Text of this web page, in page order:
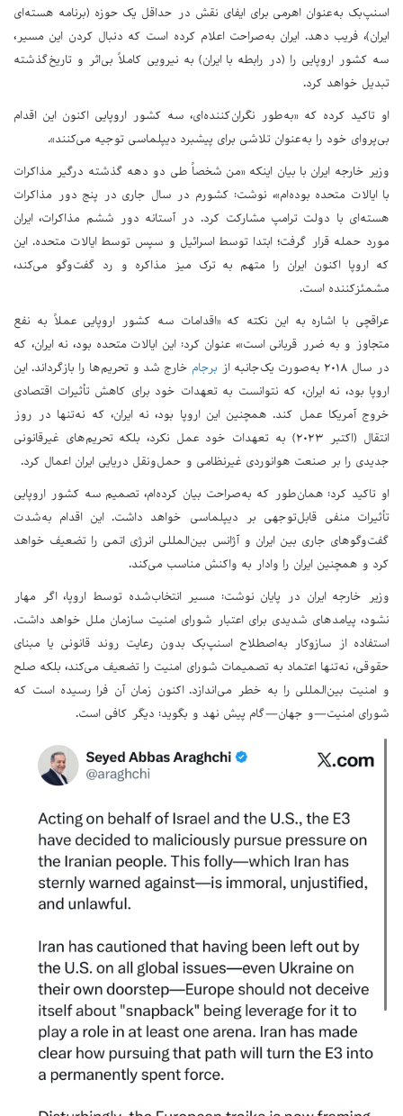
اسنپ‌بک به‌عنوان اهرمی برای ایفای نقش در حداقل یک حوزه (برنامه هسته‌ای
ایران)، فریب دهد. ایران به‌صراحت اعلام کرده است که دنبال کردن این مسیر،
سه کشور اروپایی را (در رابطه با ایران) به نیرویی کاملاً بی‌اثر و تاریخ‌گذشته
تبدیل خواهد کرد.
او تاکید کرده که «به‌طور نگران‌کننده‌ای، سه کشور اروپایی اکنون این اقدام
بی‌پروای خود را به‌عنوان تلاشی برای "پیشبرد دیپلماسی" توجیه می‌کنند».
وزیر خارجه ایران با بیان اینکه «من شخصاً طی دو دهه گذشته درگیر مذاکرات
با ایالات متحده بوده‌ام»، نوشت: کشورم در سال جاری در پنج دور مذاکرات
هسته‌ای با دولت ترامپ مشارکت کرد. در آستانه دور ششم مذاکرات، ایران
مورد حمله قرار گرفت؛ ابتدا توسط اسرائیل و سپس توسط ایالات متحده. این
که اروپا اکنون ایران را متهم به ترک میز مذاکره و رد گفت‌وگو می‌کند،
مشمئزکننده است.
عراقچی با اشاره به این نکته که «اقدامات سه کشور اروپایی عملاً به نفع
متجاوز و به ضرر قربانی است»، عنوان کرد: این ایالات متحده بود، نه ایران، که
در سال ۲۰۱۸ به‌صورت یک‌جانبه از
برجام خارج شد و تحریم‌ها را بازگرداند. این
اروپا بود، نه ایران، که نتوانست به تعهدات خود برای کاهش تأثیرات اقتصادی
خروج آمریکا عمل کند. همچنین این اروپا بود، نه ایران، که نه‌تنها در روز
انتقال (اکتبر ۲۰۲۳) به تعهدات خود عمل نکرد، بلکه تحریم‌های غیرقانونی
جدیدی را بر صنعت هوانوردی غیرنظامی و حمل‌ونقل دریایی ایران اعمال کرد.
او تاکید کرد: همان‌طور که به‌صراحت بیان کرده‌ام، تصمیم سه کشور اروپایی
تأثیرات منفی قابل‌توجهی بر دیپلماسی خواهد داشت. این اقدام به‌شدت
گفت‌وگوهای جاری بین ایران و آژانس بین‌المللی انرژی اتمی را تضعیف خواهد
کرد و همچنین ایران را وادار به واکنش مناسب می‌کند.
وزیر خارجه ایران در پایان نوشت: مسیر انتخاب‌شده توسط اروپا، اگر مهار
نشود، پیامدهای شدیدی برای اعتبار شورای امنیت سازمان ملل خواهد داشت.
استفاده از سازوکار به‌اصطلاح اسنپ‌بک بدون رعایت روند قانونی یا مبنای
حقوقی، نه‌تنها اعتماد به تصمیمات شورای امنیت را تضعیف می‌کند، بلکه صلح
و امنیت بین‌المللی را به خطر می‌اندازد. اکنون زمان آن فرا رسیده است که
شورای امنیت—و جهان—گام پیش نهد و بگوید: "دیگر کافی است".